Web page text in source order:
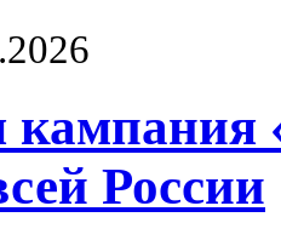
кампания
России